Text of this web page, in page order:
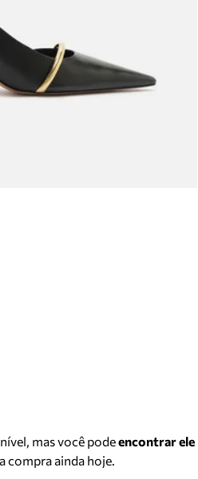
mas você podeencontrar ele
compra ainda hoje.